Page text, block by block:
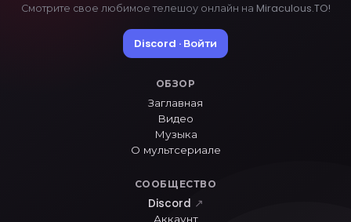
Смотрите свое любимое телешоу онлайн на Miraculous.TO!
Discord · Войти
ОБЗОР
Заглавная
Видео
Музыка
О мультсериале
СООБЩЕСТВО
Discord ↗